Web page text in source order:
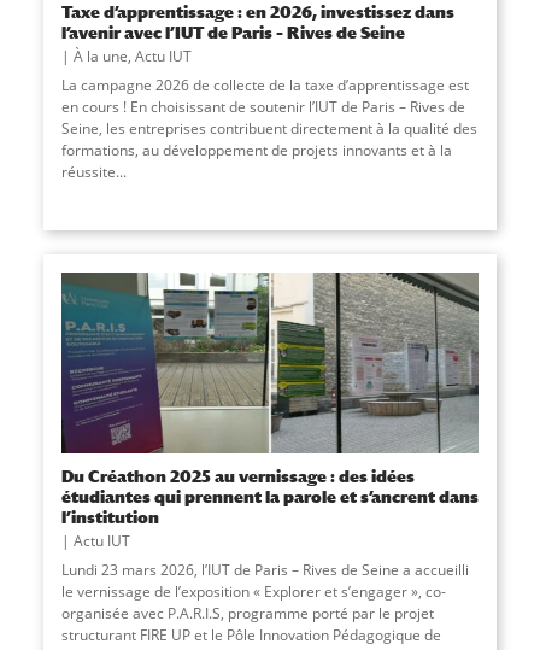
Taxe d’apprentissage : en 2026, investissez dans
l’avenir avec l’IUT de Paris – Rives de Seine
À la une, Actu IUT
La campagne 2026 de collecte de la taxe d’apprentissage est
en cours ! En choisissant de soutenir l’IUT de Paris – Rives de
Seine, les entreprises contribuent directement à la qualité des
formations, au développement de projets innovants et à la
réussite...
Du Créathon 2025 au vernissage : des idées
étudiantes qui prennent la parole et s’ancrent dans
l’institution
Actu IUT
Lundi 23 mars 2026, l’IUT de Paris – Rives de Seine a accueilli
le vernissage de l’exposition « Explorer et s’engager », co-
organisée avec P.A.R.I.S, programme porté par le projet
structurant FIRE UP et le Pôle Innovation Pédagogique de